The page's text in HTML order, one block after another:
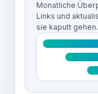
Monatliche
Links und
sie kaputt gehen.